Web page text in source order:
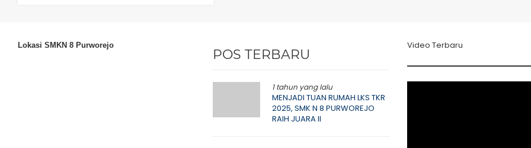
Lokasi SMKN 8 Purworejo
POS TERBARU
1 tahun yang lalu
MENJADI TUAN RUMAH LKS TKR
2025, SMK N 8 PURWOREJO
RAIH JUARA II
Video Terbaru